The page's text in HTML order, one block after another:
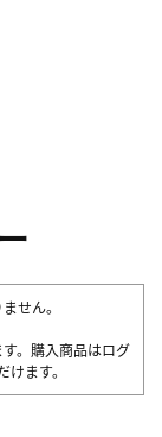
せん。
。購入商品はログ
ます。